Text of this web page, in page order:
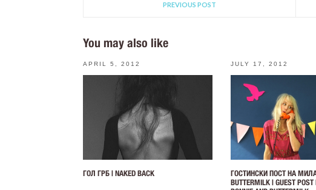
PREVIOUS POST
You may also like
APRIL 5, 2012
ГОЛ ГРБ | NAKED BACK
JULY 17, 2012
ГОСТИНСКИ ПОСТ НА МИЛА:
BUTTERMILK | GUEST